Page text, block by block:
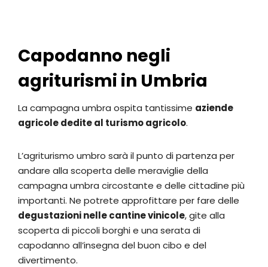
Capodanno negli
agriturismi in Umbria
La campagna umbra ospita tantissime aziende
agricole dedite al turismo agricolo.
L’agriturismo umbro sarà il punto di partenza per
andare alla scoperta delle meraviglie della
campagna umbra circostante e delle cittadine più
importanti. Ne potrete approfittare per fare delle
degustazioni nelle cantine vinicole, gite alla
scoperta di piccoli borghi e una serata di
capodanno all’insegna del buon cibo e del
divertimento.